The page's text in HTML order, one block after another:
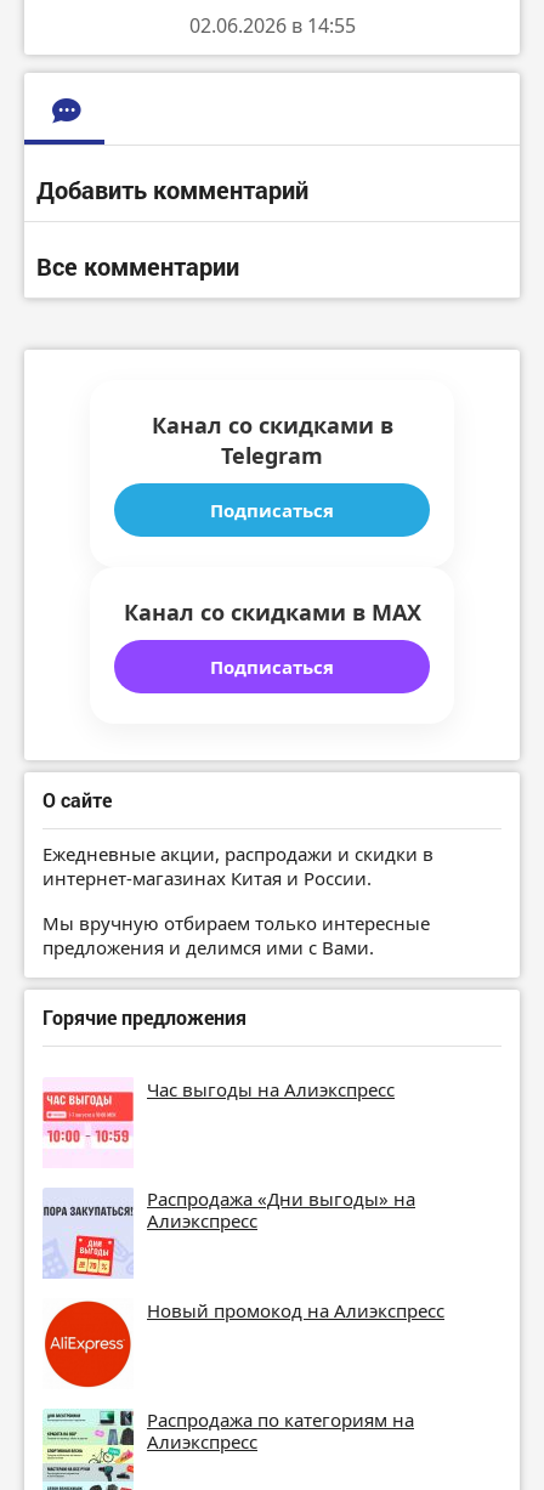
02.06.2026 в 14:55
Добавить комментарий
Все комментарии
Канал со скидками в
Telegram
Подписаться
Канал со скидками в MAX
Подписаться
О сайте
Ежедневные акции, распродажи и скидки в
интернет-магазинах Китая и России.
Мы вручную отбираем только интересные
предложения и делимся ими с Вами.
Горячие предложения
Час выгоды на Алиэкспресс
Распродажа «Дни выгоды» на
Алиэкспресс
Новый промокод на Алиэкспресс
Распродажа по категориям на
Алиэкспресс